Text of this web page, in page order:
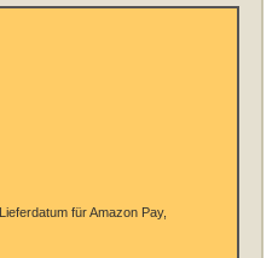
Lieferdatum für Amazon Pay,